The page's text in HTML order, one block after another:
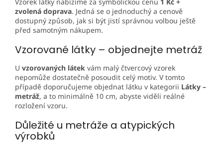
zvolená doprava. Jedná se o jednoduchý a cenově
dostupný způsob, jak si být jistí správnou volbou ještě
před samotným nákupem.
Vzorované látky – objednejte metráž
U vzorovaných látek vám malý čtvercový vzorek
nepomůže dostatečně posoudit celý motiv. V tomto
případě doporučujeme objednat látku v kategorii Látky –
metráž, a to minimálně 10 cm, abyste viděli reálné
rozložení vzoru.
Důležité u metráže a atypických
výrobků